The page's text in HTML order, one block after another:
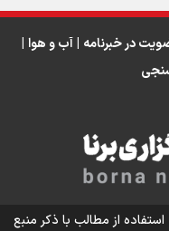
روی اربعین
هستیم
در خبرنامه آب و هوا
از مطالب با ذکر منبع